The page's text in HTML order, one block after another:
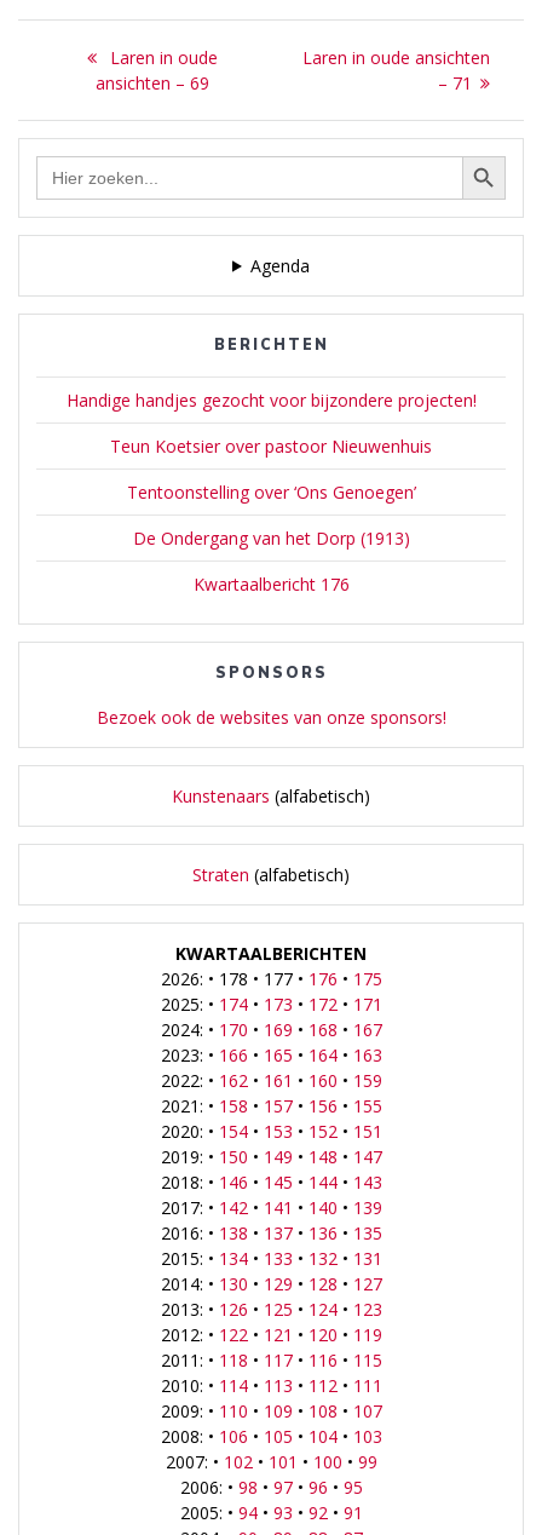
Bericht
navigatie
Previous
post:
Laren in oude
ansichten – 69
Next
Laren in oude ansichten
– 71
Zoek Zoekknop
Agenda
BERICHTEN
Handige handjes gezocht voor bijzondere projecten!
Teun Koetsier over pastoor Nieuwenhuis
Tentoonstelling over ‘Ons Genoegen’
De Ondergang van het Dorp (1913)
Kwartaalbericht 176
SPONSORS
Bezoek ook de websites van onze sponsors!
Kunstenaars (alfabetisch)
Straten (alfabetisch)
KWARTAALBERICHTEN
2026: • 178 • 177 • 176 • 175
2025: • 174• 173 • 172 • 171
2024: • 170 • 169 • 168 • 167
2023: • 166 • 165 • 164• 163
2022: • 162 • 161 • 160 • 159
2021: • 158 • 157• 156 • 155
2020: • 154• 153 • 152 • 151
2019: • 150 • 149 • 148 • 147
2018: • 146 • 145 • 144• 143
2017: • 142 • 141 • 140 • 139
2016: • 138 • 137• 136 • 135
2015: • 134• 133 • 132 • 131
2014: • 130 • 129 • 128 • 127
2013: • 126 • 125 • 124• 123
2012: • 122 • 121 • 120 • 119
2011: • 118 • 117• 116 • 115
2010: • 114• 113 • 112 • 111
2009: • 110 • 109 • 108 • 107
2008: • 106 • 105 • 104• 103
2007: • 102 • 101 • 100 • 99
2006: • 98 • 97• 96 • 95
2005: • 94• 93 • 92 • 91